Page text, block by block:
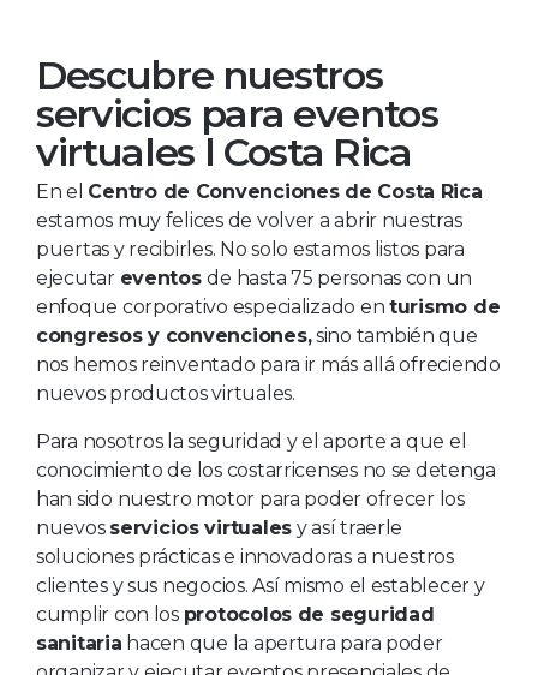
la nueva
tendencia del
2020
Descubre nuestros
servicios para eventos
virtuales l Costa Rica
En el Centro de Convencionesde Costa Rica
estamos muy felices de volver a abrir nuestras
puertas y recibirles. No solo estamos listos para
ejecutar eventosde hasta 75 personas con un
enfoque corporativo especializado enturismo de
congresosy convenciones,sino también que
nos hemos reinventado para ir más allá ofreciendo
nuevos productos virtuales.
Para nosotros la seguridad y el aporte a que el
conocimiento de los costarricenses no se detenga
han sido nuestro motor para poder ofrecer los
nuevos servicios virtuales y así traerle
soluciones prácticas e innovadoras a nuestros
clientes y sus negocios. Así mismo el establecer y
cumplir con los protocolos de seguridad
sanitaria hacen que la apertura para poder